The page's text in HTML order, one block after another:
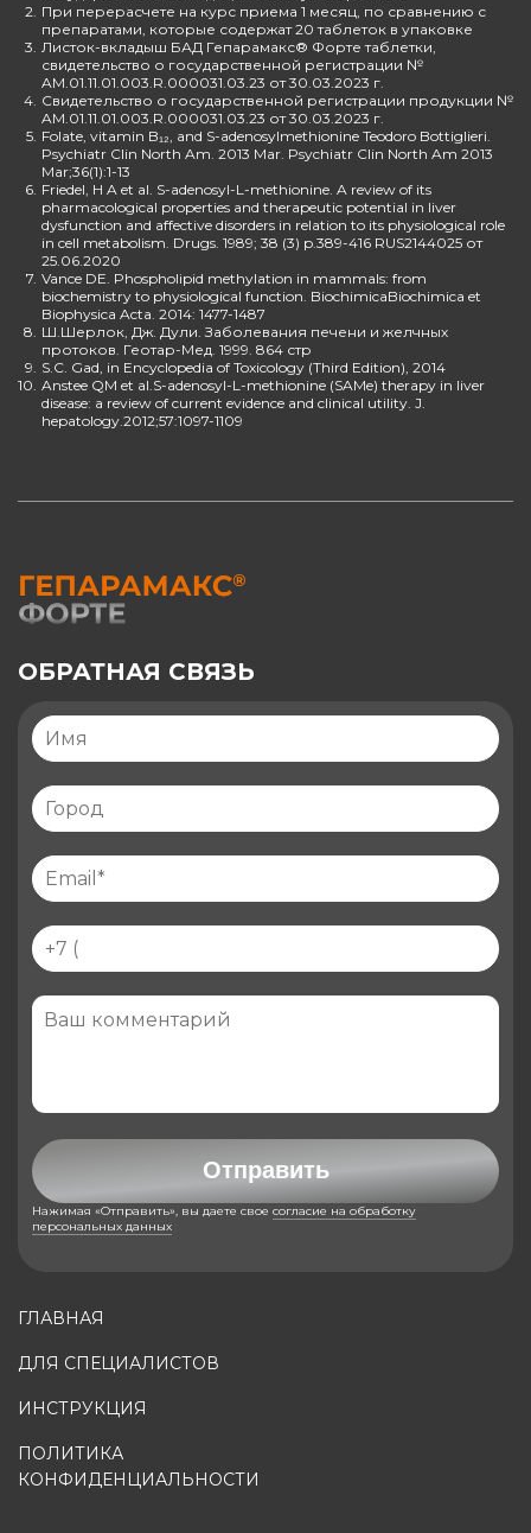
2. При перерасчете на курс приема 1 месяц, по сравнению с
препаратами, которые содержат 20 таблеток в упаковке
3. Листок-вкладыш БАД Гепарамакс® Форте таблетки,
свидетельство о государственной регистрации №
AM.01.11.01.003.R.000031.03.23 от 30.03.2023 г.
4. Свидетельство о государственной регистрации продукции №
AM.01.11.01.003.R.000031.03.23 от 30.03.2023 г.
5. Folate, vitamin B₁₂, and S-adenosylmethionine Teodoro Bottiglieri.
Psychiatr Clin North Am. 2013 Mar. Psychiatr Clin North Am 2013
Mar;36(1):1-13
6. Friedel, H A et al. S-adenosyl-L-methionine. A review of its
pharmacological properties and therapeutic potential in liver
dysfunction and affective disorders in relation to its physiological role
in cell metabolism. Drugs. 1989; 38 (3) p.389-416 RUS2144025 от
25.06.2020
7. Vance DE. Phospholipid methylation in mammals: from
biochemistry to physiological function. BiochimicaBiochimica et
Biophysica Acta. 2014: 1477-1487
8. Ш.Шерлок, Дж. Дули. Заболевания печени и желчных
протоков. Геотар-Мед. 1999. 864 стр
9. S.C. Gad, in Encyclopedia of Toxicology (Third Edition), 2014
10. Anstee QM et al.S-adenosyl-L-methionine (SAMe) therapy in liver
disease: a review of current evidence and clinical utility. J.
hepatology.2012;57:1097-1109
ГЛАВНАЯ
ДЛЯ СПЕЦИАЛИСТОВ
ИНСТРУКЦИЯ
ПОЛИТИКА
КОНФИДЕНЦИАЛЬНОСТИ
ОБРАТНАЯ СВЯЗЬ
Отправить
Нажимая «Отправить», вы даете свое согласие на обработку
персональных данных